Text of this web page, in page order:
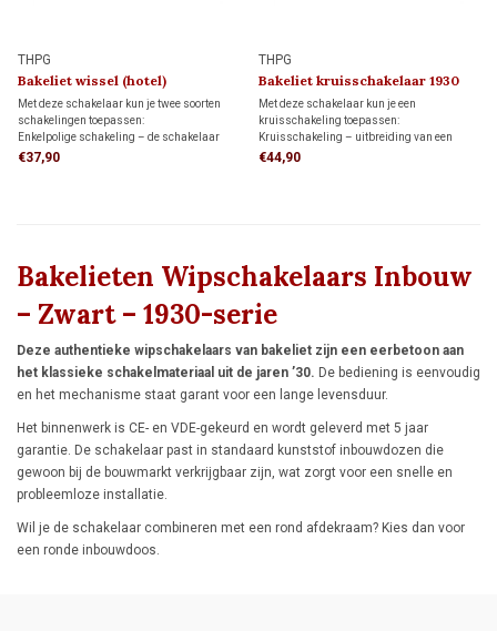
THPG
Bakeliet wissel (hotel)
schakelaar 1930
Met deze schakelaar kun je twee soorten
schakelingen toepassen:
Enkelpolige schakeling – de schakelaar
bedient een lamp of lampgroep.
€37,90
THPG
Bakeliet kruisschakelaar 1930
Met deze schakelaar kun je een
kruisschakeling toepassen:
Kruisschakeling – uitbreiding van een
wisselschakeling waarmee een lamp of
€44,90
Bakelieten Wipschakelaars Inbouw
– Zwart – 1930-serie
Deze authentieke wipschakelaars van bakeliet zijn een eerbetoon aan
het klassieke schakelmateriaal uit de jaren ’30. De bediening is eenvoudig
en het mechanisme staat garant voor een lange levensduur.
Het binnenwerk is CE- en VDE-gekeurd en wordt geleverd met 5 jaar
garantie. De schakelaar past in standaard kunststof inbouwdozen die
gewoon bij de bouwmarkt verkrijgbaar zijn, wat zorgt voor een snelle en
probleemloze installatie.
Wil je de schakelaar combineren met een rond afdekraam? Kies dan voor
een ronde inbouwdoos.